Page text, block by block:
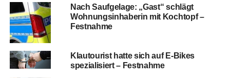
Nach Saufgelage: „Gast“ schlägt
Wohnungsinhaberin mit Kochtopf –
Festnahme
Klautourist hatte sich auf E-Bikes
spezialisiert – Festnahme